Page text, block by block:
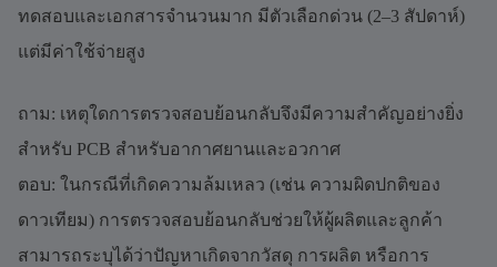
ทดสอบและเอกสารจำนวนมาก มีตัวเลือกด่วน (2–3 สัปดาห์)
แต่มีค่าใช้จ่ายสูง
ถาม: เหตุใดการตรวจสอบย้อนกลับจึงมีความสำคัญอย่างยิ่ง
สำหรับ PCB สำหรับอากาศยานและอวกาศ
ตอบ: ในกรณีที่เกิดความล้มเหลว (เช่น ความผิดปกติของ
ดาวเทียม) การตรวจสอบย้อนกลับช่วยให้ผู้ผลิตและลูกค้า
สามารถระบุได้ว่าปัญหาเกิดจากวัสดุ การผลิต หรือการ